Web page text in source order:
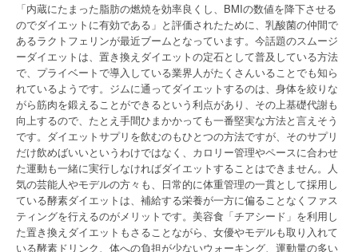
「内蔵にたまった脂肪の燃焼を効率良くし、BMIの数値を降下させる
のでダイエットに有効である」と評価されたために、乳酸菌の仲間で
あるラクトフェリンが最近ブームとなっています。今話題のスムージ
ーダイエットは、置き換えダイエットの定石として普及している方法
で、プライベートで導入している業界人がたくさんいることでも知ら
れているようです。ジムに通ってダイエットするのは、身体を絞りな
がら筋肉を鍛えることができるという利点があり、その上基礎代謝も
向上するので、たとえ手間ひまかかっても一番堅実な方法と言えそう
です。ダイエットサプリを飲むのもひとつの方法ですが、そのサプリ
だけ飲めばいいというわけではなく、カロリー管理やペースに合わせ
た運動も一緒に実行しなければダイエットすることはできません。人
気の芸能人やモデルの方々も、日常的に体重管理の一貫として採用し
ている酵素ダイエットは、補給する栄養が一方に偏ることなくファス
ティングを行えるのがメリットです。美容食「チアシード」を利用し
た置き換えダイエットもさることながら、女優やモデルも取り入れて
いる酵素ドリンク、体への負担が少ないウォーキング、運動量の多い